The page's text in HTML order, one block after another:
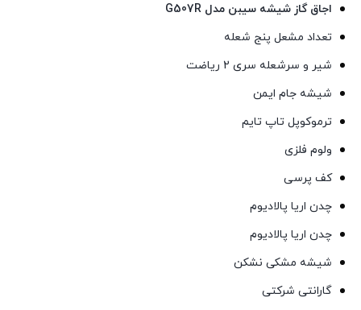
اجاق گاز شیشه سیبن مدل G507R
تعداد مشعل پنج شعله
شیر و سرشعله سری 2 ریاضت
شیشه جام ایمن
ترموکوپل تاپ تایم
ولوم فلزی
کف پرسی
چدن اریا پالادیوم
چدن اریا پالادیوم
شیشه مشکی نشکن
گارانتی شرکتی